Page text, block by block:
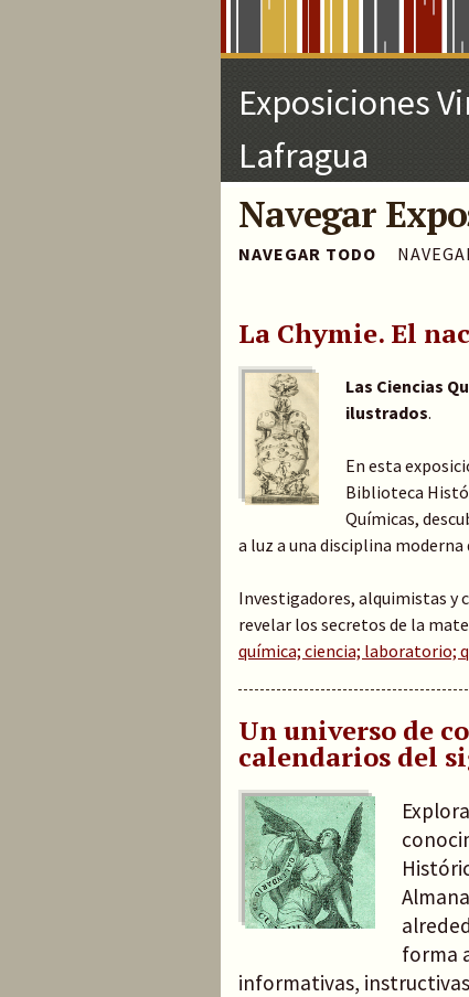
Exposiciones
Lafragua
Navegar
NAVEGAR TODO
La Chymie. El
Las Ciencias
ilustrados.
En esta
Biblioteca
Químicas,
a luz a una disciplina
Investigadores, alquimistas y
revelar los secretos de la
química; ciencia; laboratorio;
Un universo de
calendarios del
forma
informativas,